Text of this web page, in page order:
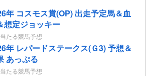
年 コスモス賞(OP) 出走予定馬＆血
想定ジョッキー
たる競馬予想
年 レパードステークス(Ｇ3) 予想＆
あっぷる
たる競馬予想